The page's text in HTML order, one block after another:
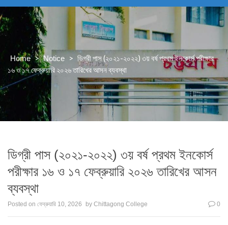
Home > Notice > ডিগ্রী পাস (২০২১-২০২২) ৩য় বর্ষ প্রথম ইনকোর্স পরীক্ষার
১৬ ও ১৭ ফেব্রুয়ারি ২০২৬ তারিখের আসন ব্যবস্থা
ডিগ্রী পাস (২০২১-২০২২) ৩য় বর্ষ প্রথম ইনকোর্স
পরীক্ষার ১৬ ও ১৭ ফেব্রুয়ারি ২০২৬ তারিখের আসন
ব্যবস্থা
Posted on ফেব্রুয়ারি 10, 2026 by Chittagong College 0